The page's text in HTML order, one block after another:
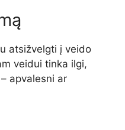
atsižvelgti į veido
veidui tinka ilgi,
apvalesni ar